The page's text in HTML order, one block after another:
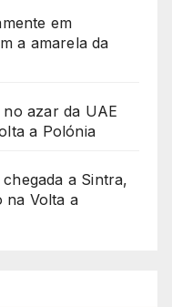
em
a amarela da
azar da UAE
a Polónia
a Sintra,
na Volta a